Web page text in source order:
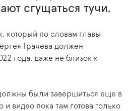
сгущаться тучи.
который по словам главы
Грачева должен
года, даже не близок к
были завершиться еще в
и видео пока там готова только